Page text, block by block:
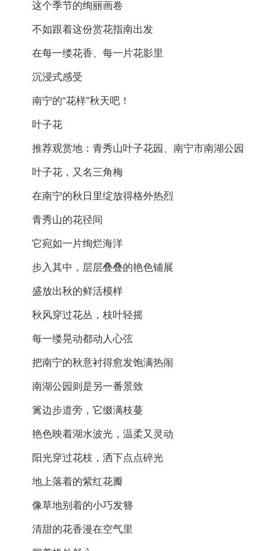
这个季节的绚丽画卷
不如跟着这份赏花指南出发
在每一缕花香、每一片花影里
沉浸式感受
南宁的“花样”秋天吧！
叶子花
推荐观赏地：青秀山叶子花园、南宁市南湖公园
叶子花，又名三角梅
在南宁的秋日里绽放得格外热烈
青秀山的花径间
它宛如一片绚烂海洋
步入其中，层层叠叠的艳色铺展
盛放出秋的鲜活模样
秋风穿过花丛，枝叶轻摇
每一缕晃动都动人心弦
把南宁的秋意衬得愈发饱满热闹
南湖公园则是另一番景致
篱边步道旁，它缀满枝蔓
艳色映着湖水波光，温柔又灵动
阳光穿过花枝，洒下点点碎光
地上落着的紫红花瓣
像草地别着的小巧发簪
清甜的花香漫在空气里